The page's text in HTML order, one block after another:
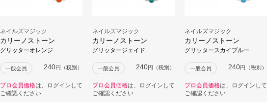
ネイルズマジック
カリーノストーン
グリッターオレンジ
一般会員 240円（税別）
プロ会員価格は、ログインして
ご確認ください
ネイルズマジック
カリーノストーン
グリッタージェイド
一般会員 240円（税別）
プロ会員価格は、ログインして
ご確認ください
ネイルズマジック
カリーノストーン
グリッタースカイブルー
一般会員 240円（税別）
プロ会員価格は、ログインして
ご確認ください